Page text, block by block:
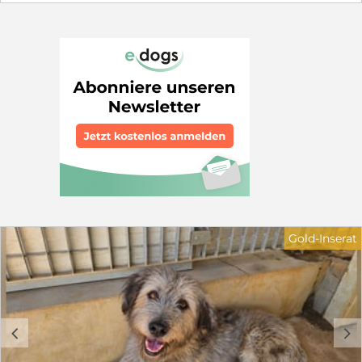
es schwer, sich im Rudel durchzusetzen. Sie liegt nur
Zuhause in ruhiger Wohnlage. Sie sollten über
Hundeerfahrung verfügen. Kinder sollten 12 Jahre oder
älter sein. Schön wäre ein sozialer Hundekumpel, der ihr
zeigt, wie schön das Leben sein kann. Wer hilft
Castagna und schenkt ihr ein Körbchen, sei es für
immer oder auf Zeit in Form von einer Pflegestelle. Sie
braucht dringend unsere Hilfe. Haben Sie Fragen zu
Castagna? Dann freue ich mich über ihre
Kontaktaufnahme: Petra Niebuhr 0171 1246032 Email:
petra.niebuhr@furbys-fellfreunde.de Alle Hunde sind
registrierten Transport. Die Hunde reisen mit Traces.
c d
Gold-Inserat